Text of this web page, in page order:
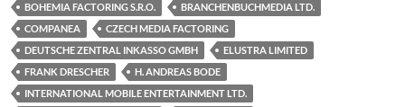
BOHEMIA FACTORING S.R.O.
BRANCHENBUCHMEDIA LTD.
COMPANEA
CZECH MEDIA FACTORING
DEUTSCHE ZENTRAL INKASSO GMBH
ELUSTRA LIMITED
FRANK DRESCHER
H. ANDREAS BODE
INTERNATIONAL MOBILE ENTERTAINMENT LTD.